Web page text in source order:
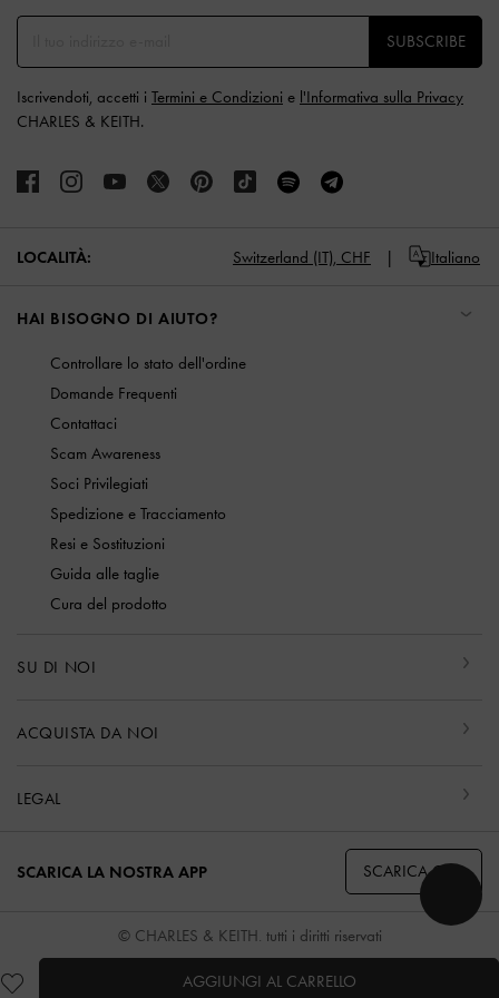
AGGIUNGI AL CARRELLO
SUBSCRIBE
Iscrivendoti, accetti i Termini e Condizioni e l'Informativa sulla Privacy
CHARLES & KEITH.
LOCALITÀ: Switzerland (IT), CHF Italiano
HAI BISOGNO DI AIUTO?
Controllare lo stato dell'ordine
Domande Frequenti
Contattaci
Scam Awareness
Soci Privilegiati
Spedizione e Tracciamento
Resi e Sostituzioni
Guida alle taglie
Cura del prodotto
SU DI NOI
ACQUISTA DA NOI
LEGAL
SCARICA LA NOSTRA APP SCARICA ORA
© CHARLES & KEITH, tutti i diritti riservati